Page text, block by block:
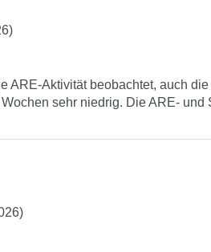
ARE-Aktivität beobachtet, auch
sehr niedrig. Die ARE- und